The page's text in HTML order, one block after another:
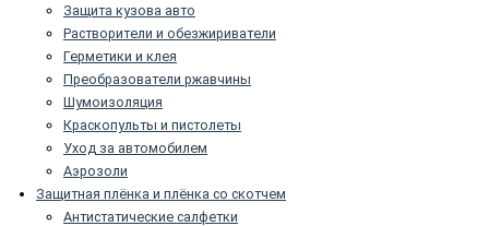
Защита кузова авто
Растворители и обезжириватели
Герметики и клея
Преобразователи ржавчины
Шумоизоляция
Краскопульты и пистолеты
Уход за автомобилем
Аэрозоли
Защитная плёнка и плёнка со скотчем
Антистатические салфетки